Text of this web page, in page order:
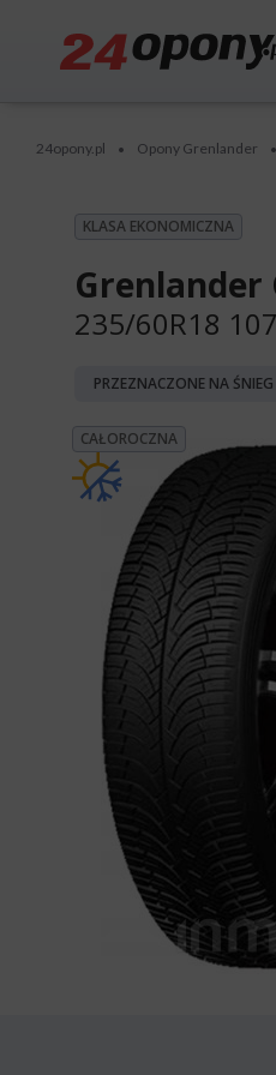
24opony.pl • Opony Grenlander •
KLASA EKONOMICZNA
Grenlander
235/60R18
PRZEZNACZONE NA
CAŁOROCZNA